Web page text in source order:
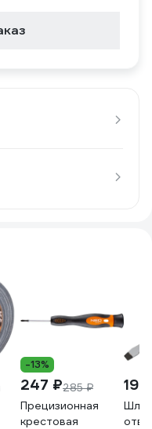
-13%
247 ₽285 ₽
Прецизионная
крестовая